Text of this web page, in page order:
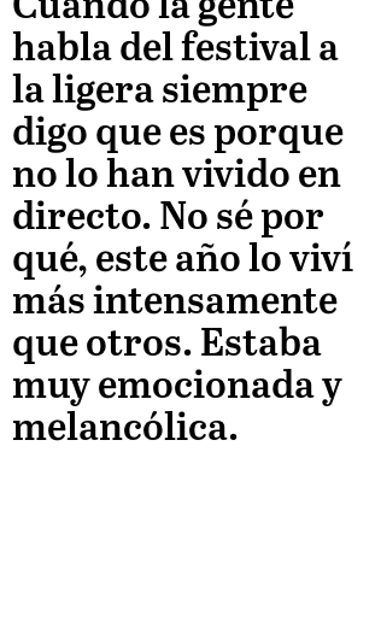
habla del festival a
la ligera siempre
digo que es porque
no lo han vivido en
directo. No sé por
qué, este año lo viví
más intensamente
que otros. Estaba
muy emocionada y
melancólica.